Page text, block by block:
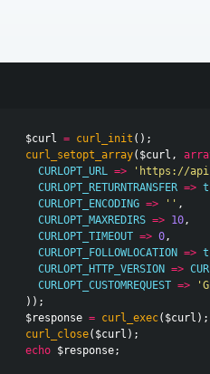
$curl = curl_init ();
curl_setopt_array( $curl ,
CURLOPT_URL => 'https://
CURLOPT_RETURNTRANSFER =>
CURLOPT_ENCODING => '' ,
CURLOPT_MAXREDIRS => 10,
CURLOPT_TIMEOUT => 0,
CURLOPT_FOLLOWLOCATION =>
CURLOPT_HTTP_VERSION =>
CURLOPT_CUSTOMREQUEST =>
));
$response = curl_exec( $curl );
curl_close( $curl );
echo $response;